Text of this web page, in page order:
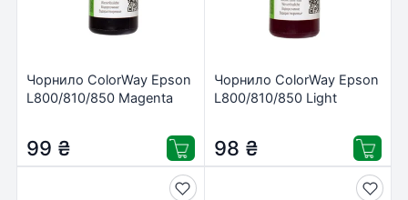
Чорнило ColorWay Epson
L800/810/850 Magenta
99 ₴
Чорнило ColorWay Epson
L800/810/850 Light
98 ₴